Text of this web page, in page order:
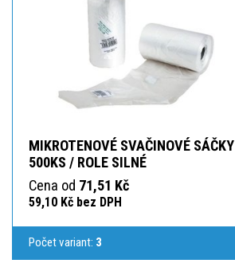
MIKROTENOVÉ SVAČINOVÉ SÁČKY
500KS / ROLE SILNÉ
Cena od 71,51 Kč
59,10 Kč bez DPH
Počet variant: 3